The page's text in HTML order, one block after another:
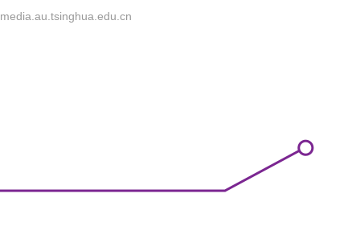
media.au.tsinghua.edu.cn